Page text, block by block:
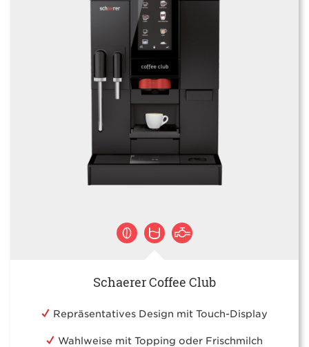
Schaerer Coffee Club
Repräsentatives Design mit Touch-Display
Wahlweise mit Topping oder Frischmilch